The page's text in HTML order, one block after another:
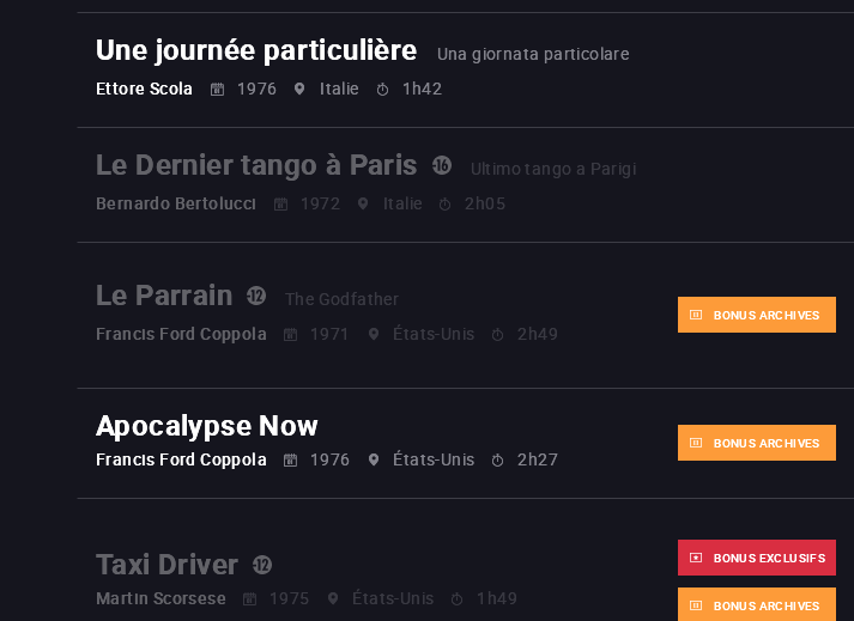
Une journée particulière
Una giornata particolare
Ettore Scola
1976 Italie 1h42
Le Dernier tango à Paris
Ultimo tango a Parigi
Bernardo Bertolucci
1972 Italie 2h05
Le Parrain
The Godfather
Francis Ford Coppola
1971 États-Unis 2h49
BONUS ARCHIVES
Apocalypse Now
Francis Ford Coppola 1976 États-Unis 2h27
BONUS ARCHIVES
Taxi Driver
Martin Scorsese 1975 États-Unis 1h49
BONUS EXCLUSIFS
BONUS ARCHIVES